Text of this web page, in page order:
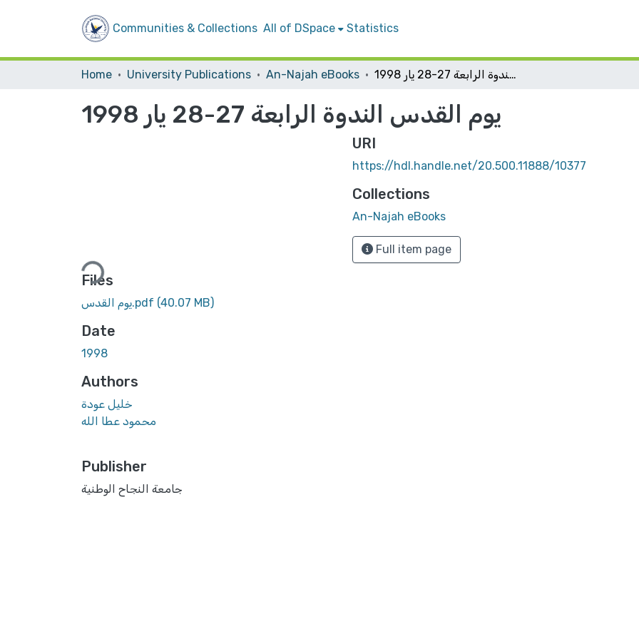
Communities & Collections All of DSpace Statistics
Home University Publications An-Najah eBooks يوم القدس الندوة الرابعة 27-28 يار 1998
يوم القدس الندوة الرابعة 27-28 يار 1998
Loading...
Files
يوم القدس.pdf (40.07 MB)
Date
1998
Authors
خليل عودة
محمود عطا الله
Publisher
جامعة النجاح الوطنية
URI
https://hdl.handle.net/20.500.11888/10377
Collections
An-Najah eBooks
Full item page